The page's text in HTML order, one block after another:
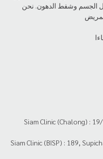
الجسم وشفط الدهون. نحن
Siam Clinic (Chalong) :
Siam Clinic (BISP) : 189,